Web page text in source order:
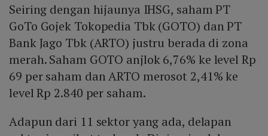
Seiring dengan hijaunya IHSG, saham PT
GoTo Gojek Tokopedia Tbk (GOTO) dan PT
Bank Jago Tbk (ARTO) justru berada di zona
merah. Saham GOTO anjlok 6,76% ke level Rp
69 per saham dan ARTO merosot 2,41% ke
level Rp 2.840 per saham.
Adapun dari 11 sektor yang ada, delapan